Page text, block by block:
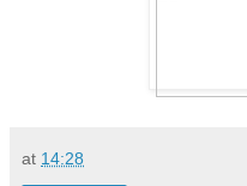
at 14:28